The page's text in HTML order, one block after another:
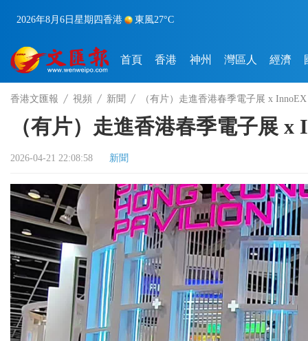
2026年8月6日 星期四香港 東風27°C
首頁 香港 神州 灣區人 經濟
香港文匯報 視頻 新聞 （有片）走進香港春季電子展 x
（有片）走進香港春季電子展
2026-04-21 22:08:58 新聞